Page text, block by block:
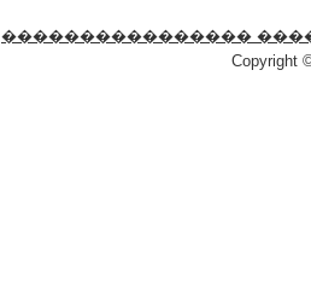
����������������
Copyright